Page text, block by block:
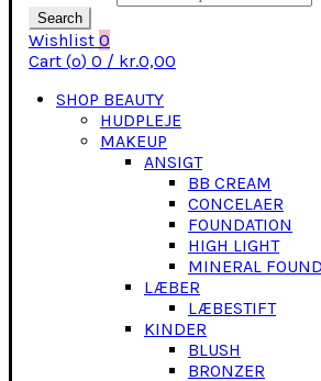
Search
Wishlist 0
Cart (o) 0 / kr.0,00
SHOP BEAUTY
HUDPLEJE
MAKEUP
ANSIGT
BB CREAM
CONCELAER
FOUNDATION
HIGH LIGHT
MINERAL
LÆBER
LÆBESTIFT
KINDER
BLUSH
BRONZER